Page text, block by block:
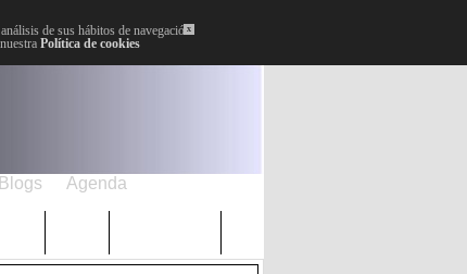
x
de sus hábitos de navegación.
Política de cookies
Blogs Agenda